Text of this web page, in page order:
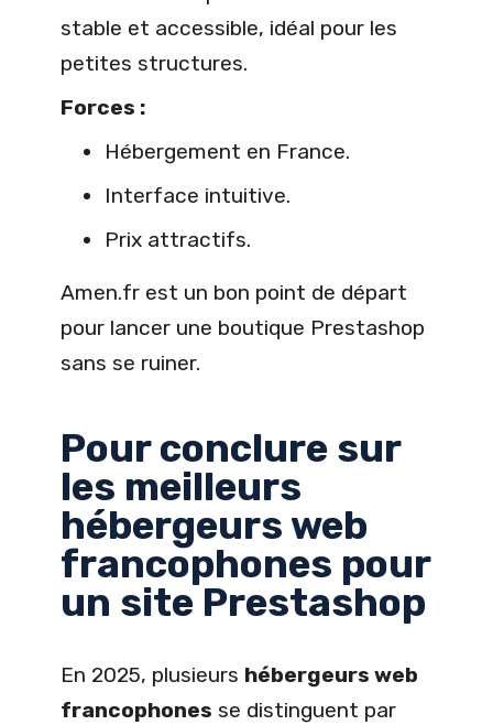
stable et accessible, idéal pour les
petites structures.
Forces :
Hébergement en France.
Interface intuitive.
Prix attractifs.
Amen.fr est un bon point de départ
pour lancer une boutique Prestashop
sans se ruiner.
Pour conclure sur
les meilleurs
hébergeurs web
francophones pour
un site Prestashop
En 2025, plusieurs hébergeurs web
francophones se distinguent par